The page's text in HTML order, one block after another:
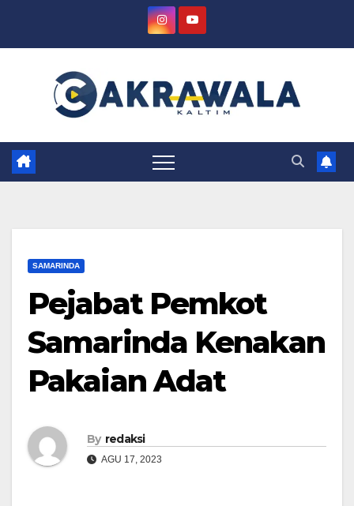
SAMARINDA
Pejabat Pemkot
Samarinda Kenakan
Pakaian Adat
By redaksi
AGU 17, 2023